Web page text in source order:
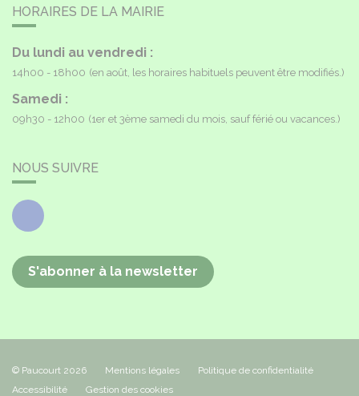
HORAIRES DE LA MAIRIE
Du lundi au vendredi :
14h00 - 18h00 (en août, les horaires habituels peuvent être modifiés.)
Samedi :
09h30 - 12h00 (1er et 3ème samedi du mois, sauf férié ou vacances.)
NOUS SUIVRE
Facebook
S'abonner à la newsletter
© Paucourt 2026 Mentions légales
Politique de confidentialité
Accessibilité
Gestion des cookies